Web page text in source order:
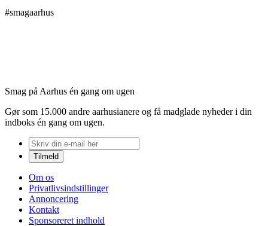
#smagaarhus
Smag på Aarhus én gang om ugen
Gør som 15.000 andre aarhusianere og få madglade nyheder i din
indboks én gang om ugen.
Om os
Privatlivsindstillinger
Annoncering
Kontakt
Sponsoreret indhold